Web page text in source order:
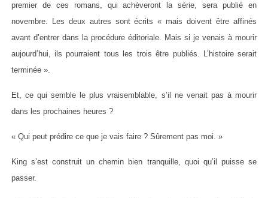
premier de ces romans, qui achèveront la série, sera publié en
novembre. Les deux autres sont écrits « mais doivent être affinés
avant d’entrer dans la procédure éditoriale. Mais si je venais à mourir
aujourd’hui, ils pourraient tous les trois être publiés. L’histoire serait
terminée ».
Et, ce qui semble le plus vraisemblable, s’il ne venait pas à mourir
dans les prochaines heures ?
« Qui peut prédire ce que je vais faire ? Sûrement pas moi. »
King s’est construit un chemin bien tranquille, quoi qu’il puisse se
passer.